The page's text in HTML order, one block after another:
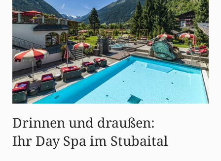
Drinnen und draußen:
Ihr Day Spa im Stubaital